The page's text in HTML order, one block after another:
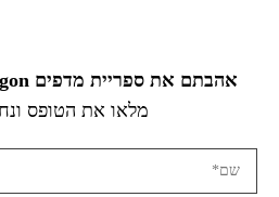
אהבתם את ספריית מדפים Aragon? יש לכם שאלה?
מלאו את הטופס